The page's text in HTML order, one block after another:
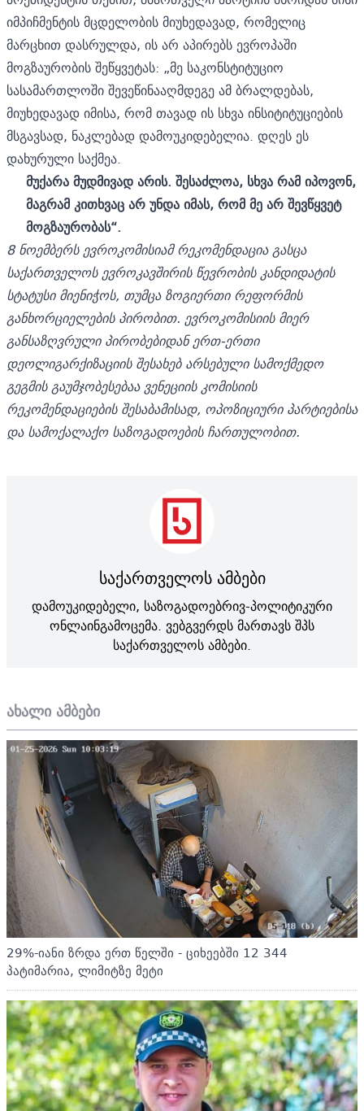
ახალი ამბები
29%-იანი ზრდა ერთ წელში - ციხეებში 12 344
პატიმარია, ლიმიტზე მეტი
იმპიჩმენტის მცდელობის მიუხედავად, რომელიც
მარცხით დასრულდა, ის არ აპირებს ევროპაში
მოგზაურობის შეწყვეტას: „მე საკონსტიტუციო
სასამართლოში შევეწინააღმდეგე ამ ბრალდებას,
მიუხედავად იმისა, რომ თავად ის სხვა ინსიტიტუციების
მსგავსად, ნაკლებად დამოუკიდებელია. დღეს ეს
დახურული საქმეა.
მუქარა მუდმივად არის. შესაძლოა, სხვა რამ იპოვონ,
მაგრამ კითხვაც არ უნდა იმას, რომ მე არ შევწყვეტ
მოგზაურობას“.
8 ნოემბერს ევროკომისიამ რეკომენდაცია გასცა
საქართველოს ევროკავშირის წევრობის კანდიდატის
სტატუსი მიენიჭოს, თუმცა ზოგიერთი რეფორმის
განხორციელების პირობით. ევროკომისიის მიერ
განსაზღვრული პირობებიდან ერთ-ერთი
დეოლიგარქიზაციის შესახებ არსებული სამოქმედო
გეგმის გაუმჯობესებაა ვენეციის კომისიის
რეკომენდაციების შესაბამისად, ოპოზიციური პარტიებისა
და სამოქალაქო საზოგადოების ჩართულობით.
საქართველოს ამბები
დამოუკიდებელი, საზოგადოებრივ-პოლიტიკური
ონლაინგამოცემა. ვებგვერდს მართავს შპს
საქართველოს ამბები.